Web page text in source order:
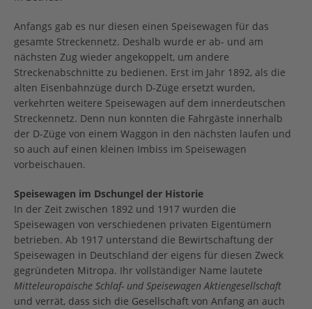
Anfangs gab es nur diesen einen Speisewagen für das
gesamte Streckennetz. Deshalb wurde er ab- und am
nächsten Zug wieder angekoppelt, um andere
Streckenabschnitte zu bedienen. Erst im Jahr 1892, als die
alten Eisenbahnzüge durch D-Züge ersetzt wurden,
verkehrten weitere Speisewagen auf dem innerdeutschen
Streckennetz. Denn nun konnten die Fahrgäste innerhalb
der D-Züge von einem Waggon in den nächsten laufen und
so auch auf einen kleinen Imbiss im Speisewagen
vorbeischauen.
Speisewagen im Dschungel der Historie
In der Zeit zwischen 1892 und 1917 wurden die
Speisewagen von verschiedenen privaten Eigentümern
betrieben. Ab 1917 unterstand die Bewirtschaftung der
Speisewagen in Deutschland der eigens für diesen Zweck
gegründeten Mitropa. Ihr vollständiger Name lautete
Mitteleuropäische Schlaf- und Speisewagen Aktiengesellschaft
und verrät, dass sich die Gesellschaft von Anfang an auch